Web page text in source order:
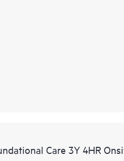
Care 3Y 4HR